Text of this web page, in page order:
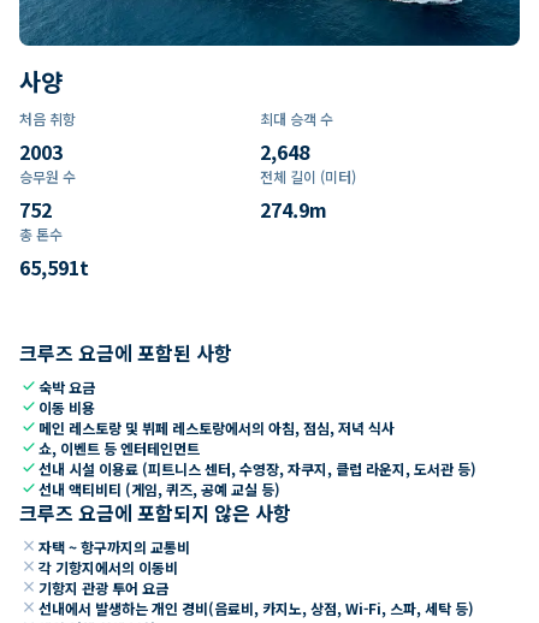
사양
처음 취항
2003
최대 승객 수
2,648
승무원 수
752
전체 길이 (미터)
274.9m
총 톤수
65,591t
크루즈 요금에 포함된 사항
check숙박 요금
check 이동 비용
check 메인 레스토랑 및 뷔페 레스토랑에서의 아침, 점심, 저녁 식사
check쇼, 이벤트 등 엔터테인먼트
check선내 시설 이용료 (피트니스 센터, 수영장, 자쿠지, 클럽 라운지, 도서관 등)
check선내 액티비티 (게임, 퀴즈, 공예 교실 등)
크루즈 요금에 포함되지 않은 사항
close 자택 ~ 항구까지의 교통비
close 각 기항지에서의 이동비
close 기항지 관광 투어 요금
close 선내에서 발생하는 개인 경비(음료비, 카지노, 상점, Wi-Fi, 스파, 세탁 등)